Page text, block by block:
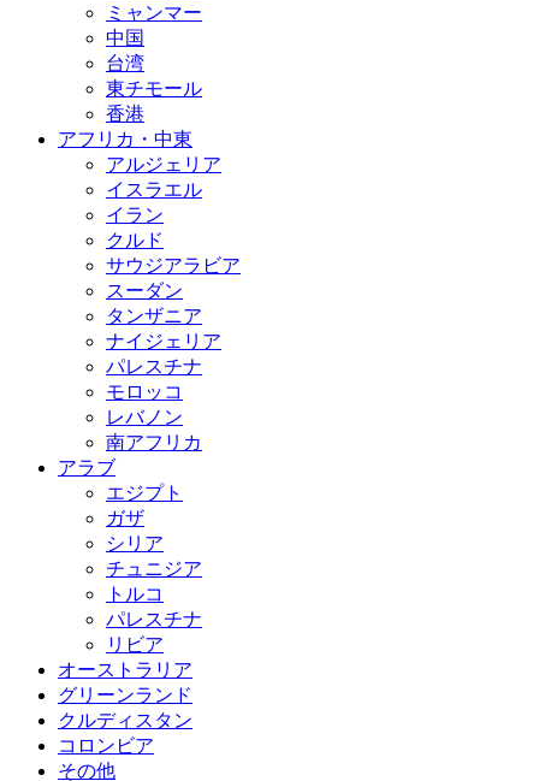
ミャンマー
中国
台湾
東チモール
香港
アフリカ・中東
アルジェリア
イスラエル
イラン
クルド
サウジアラビア
スーダン
タンザニア
ナイジェリア
パレスチナ
モロッコ
レバノン
南アフリカ
アラブ
エジプト
ガザ
シリア
チュニジア
トルコ
パレスチナ
リビア
オーストラリア
グリーンランド
クルディスタン
コロンビア
その他